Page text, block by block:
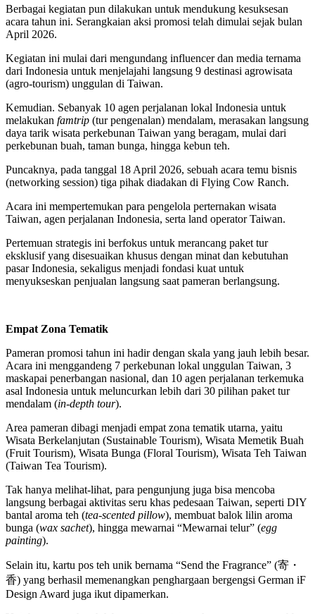
Berbagai kegiatan pun dilakukan untuk mendukung kesuksesan
acara tahun ini. Serangkaian aksi promosi telah dimulai sejak bulan
April 2026.
Kegiatan ini mulai dari mengundang influencer dan media ternama
dari Indonesia untuk menjelajahi langsung 9 destinasi agrowisata
(agro-tourism) unggulan di Taiwan.
Kemudian. Sebanyak 10 agen perjalanan lokal Indonesia untuk
melakukan famtrip (tur pengenalan) mendalam, merasakan langsung
daya tarik wisata perkebunan Taiwan yang beragam, mulai dari
perkebunan buah, taman bunga, hingga kebun teh.
Puncaknya, pada tanggal 18 April 2026, sebuah acara temu bisnis
(networking session) tiga pihak diadakan di Flying Cow Ranch.
Acara ini mempertemukan para pengelola perternakan wisata
Taiwan, agen perjalanan Indonesia, serta land operator Taiwan.
Pertemuan strategis ini berfokus untuk merancang paket tur
eksklusif yang disesuaikan khusus dengan minat dan kebutuhan
pasar Indonesia, sekaligus menjadi fondasi kuat untuk
menyukseskan penjualan langsung saat pameran berlangsung.
Empat Zona Tematik
Pameran promosi tahun ini hadir dengan skala yang jauh lebih besar.
Acara ini menggandeng 7 perkebunan lokal unggulan Taiwan, 3
maskapai penerbangan nasional, dan 10 agen perjalanan terkemuka
asal Indonesia untuk meluncurkan lebih dari 30 pilihan paket tur
mendalam (in-depth tour).
Area pameran dibagi menjadi empat zona tematik utarna, yaitu
Wisata Berkelanjutan (Sustainable Tourism), Wisata Memetik Buah
(Fruit Tourism), Wisata Bunga (Floral Tourism), Wisata Teh Taiwan
(Taiwan Tea Tourism).
Tak hanya melihat-lihat, para pengunjung juga bisa mencoba
langsung berbagai aktivitas seru khas pedesaan Taiwan, seperti DIY
bantal aroma teh (tea-scented pillow), membuat balok lilin aroma
bunga (wax sachet), hingga mewarnai “Mewarnai telur” (egg
painting).
Selain itu, kartu pos teh unik bernama “Send the Fragrance” (寄・
香) yang berhasil memenangkan penghargaan bergengsi German iF
Design Award juga ikut dipamerkan.